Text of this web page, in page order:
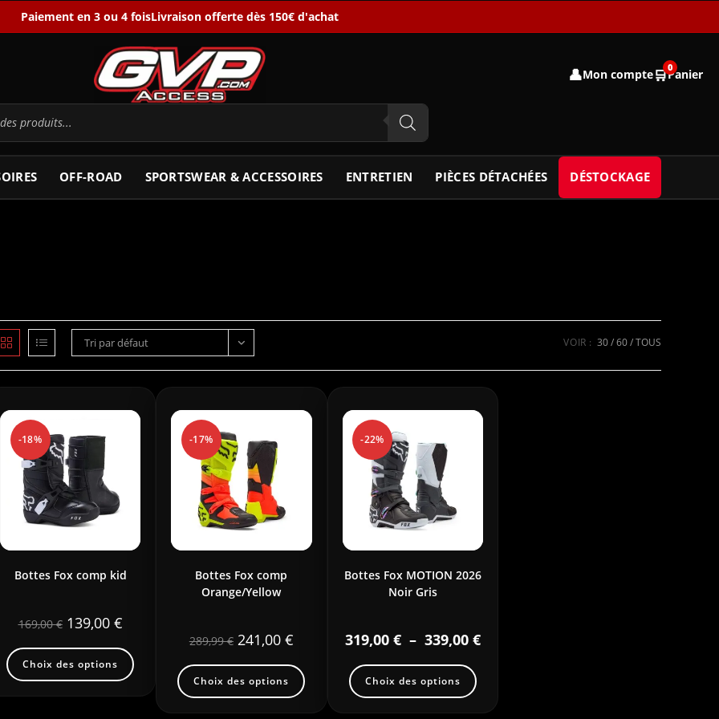
Paiement en 3 ou 4 foisLivraison offerte dès 150€ d'achat
👤Mon compte🛒0
Panier
OFF-ROAD SPORTSWEAR & ACCESSOIRES ENTRETIEN PIÈCES DÉTACHÉES DÉSTOCKAGE
Tri par défaut VOIR : 30 60 TOUS
-18%
Bottes Fox comp kid
169,00€ 139,00 €
Choix des options
-17%
Bottes Fox comp
Orange/Yellow
289,99€ 241,00 €
Choix des options
-22%
Bottes Fox MOTION 2026
Noir Gris
319,00 € – 339,00 €
Choix des options